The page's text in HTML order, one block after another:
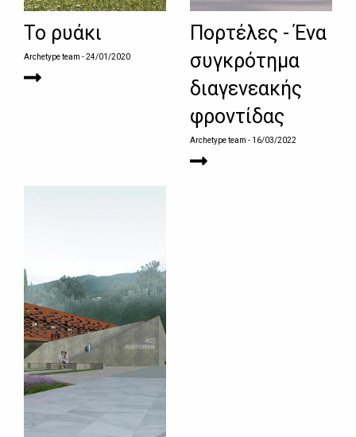
Το ρυάκι
Archetype team - 24/01/2020
Πορτέλες - Ένα
συγκρότημα
διαγενεακής
φροντίδας
Archetype team - 16/03/2022